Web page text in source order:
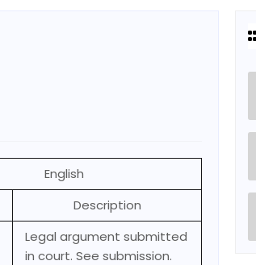
English
Description
Legal argument submitted
in court. See submission.